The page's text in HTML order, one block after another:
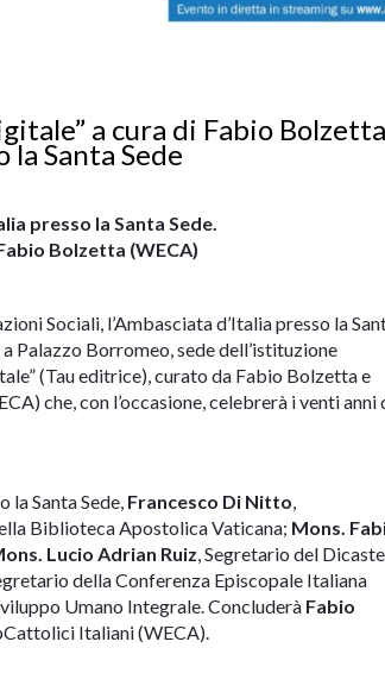
a cura di Fabio Bolzetta
la Santa Sede
presso la Santa Sede.
Bolzetta (WECA)
Sociali, l’Ambasciata d’Italia presso la
Palazzo Borromeo, sede dell’istituzione
(Tau editrice), curato da Fabio Bolzetta e
che, con l’occasione, celebrerà i venti anni
Santa Sede, Francesco Di Nitto
Biblioteca Apostolica Vaticana; Mons.
Lucio Adrian Ruiz , Segretario del
della Conferenza Episcopale Italiana
Umano Integrale. Concluderà Fabio
Italiani (WECA).